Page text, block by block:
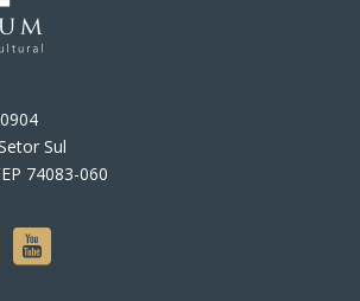
Sul
74083-060